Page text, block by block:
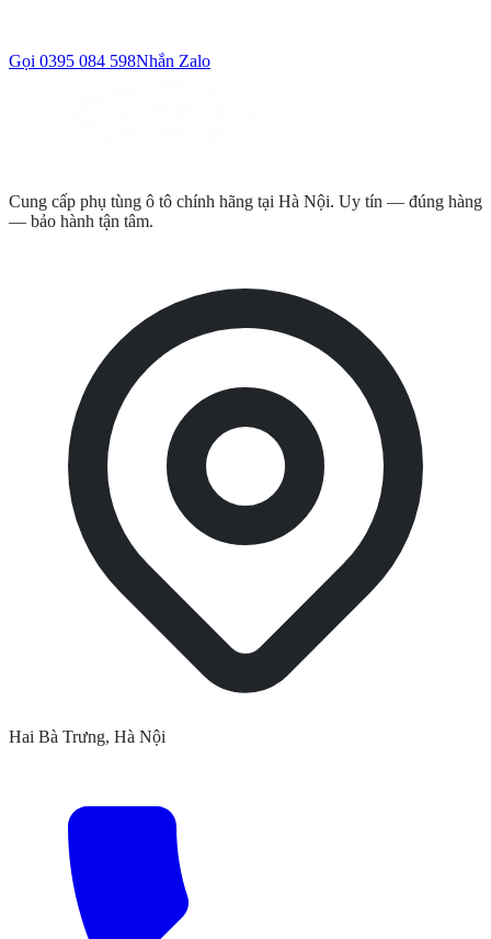
Gọi 0395 084 598Nhắn Zalo
Cung cấp phụ tùng ô tô chính hãng tại Hà Nội. Uy tín — đúng hàng
— bảo hành tận tâm.
Hai Bà Trưng, Hà Nội